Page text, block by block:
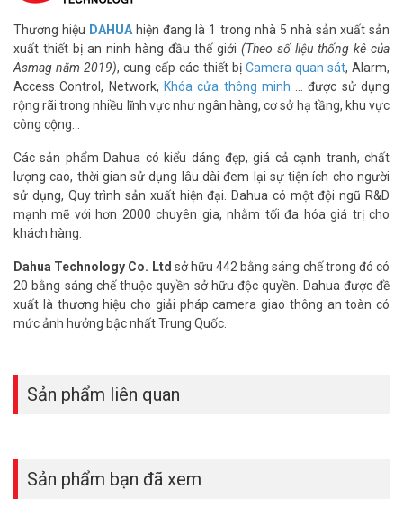
Thương hiệu DAHUA hiện đang là 1 trong nhà 5 nhà sản xuất sản
xuất thiết bị an ninh hàng đầu thế giới (Theo số liệu thống kê của
Asmag năm 2019), cung cấp các thiết bị Camera quan sát, Alarm,
Access Control, Network, Khóa cửa thông minh … được sử dụng
rộng rãi trong nhiều lĩnh vực như ngân hàng, cơ sở hạ tầng, khu vực
công cộng…
Các sản phẩm Dahua có kiểu dáng đẹp, giá cả cạnh tranh, chất
lượng cao, thời gian sử dụng lâu dài đem lại sự tiện ích cho người
sử dụng, Quy trình sản xuất hiện đại. Dahua có một đội ngũ R&D
mạnh mẽ với hơn 2000 chuyên gia, nhằm tối đa hóa giá trị cho
khách hàng.
Dahua Technology Co. Ltd sở hữu 442 bằng sáng chế trong đó có
20 bằng sáng chế thuộc quyền sở hữu độc quyền. Dahua được đề
xuất là thương hiệu cho giải pháp camera giao thông an toàn có
mức ảnh hưởng bậc nhất Trung Quốc.
Sản phẩm liên quan
Sản phẩm bạn đã xem